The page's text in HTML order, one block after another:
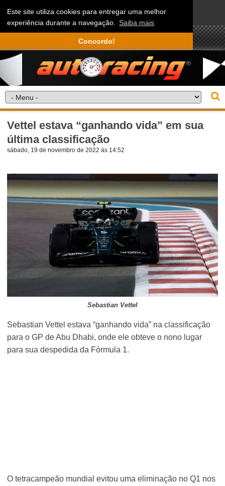
Este site utiliza cookies para entregar uma melhor
experiência durante a navegação. Saiba mais
Concordo!
Vettel estava “ganhando vida” em sua
última classificação
sábado, 19 de novembro de 2022 às 14:52
Sebastian Vettel
Sebastian Vettel estava “ganhando vida” na classificação
para o GP de Abu Dhabi, onde ele obteve o nono lugar
para sua despedida da Fórmula 1.
O tetracampeão mundial evitou uma eliminação no Q1 nos